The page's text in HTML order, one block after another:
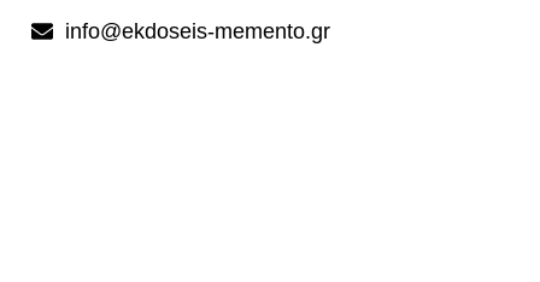
info@ekdoseis-memento.gr